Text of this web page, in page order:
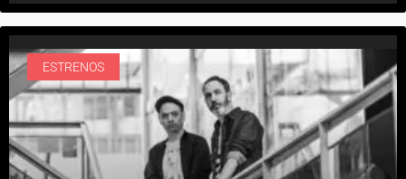
ESTRENOS